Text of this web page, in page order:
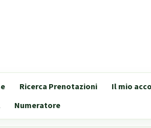
Ricerca Prenotazioni
Il mio
Numeratore